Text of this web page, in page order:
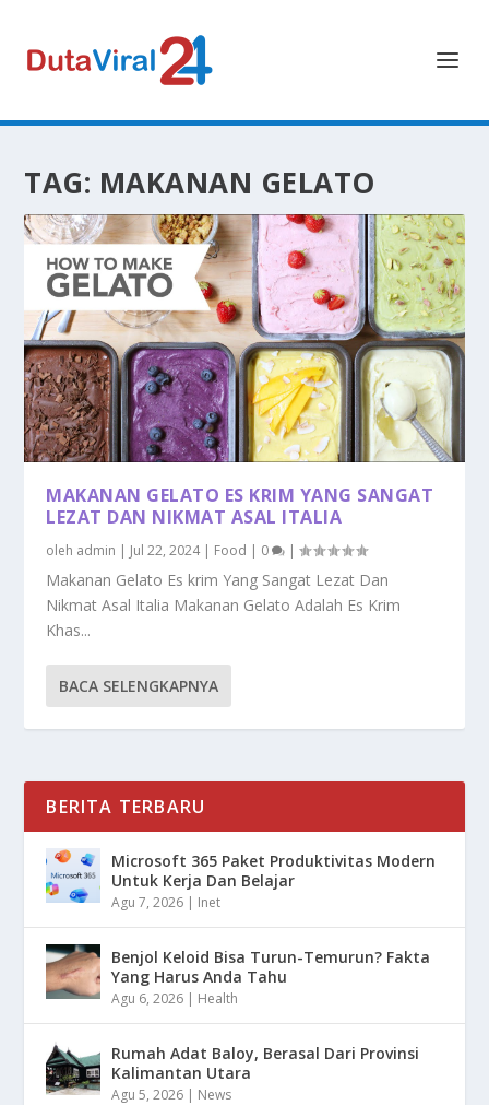
TAG: MAKANAN GELATO
MAKANAN GELATO ES KRIM YANG SANGAT
LEZAT DAN NIKMAT ASAL ITALIA
oleh admin | Jul 22, 2024| Food | 0 |
Makanan Gelato Es krim Yang Sangat Lezat Dan
Nikmat Asal Italia Makanan Gelato Adalah Es Krim
Khas...
BACA SELENGKAPNYA
BERITA TERBARU
Microsoft 365 Paket Produktivitas Modern
Untuk Kerja Dan Belajar
Agu 7, 2026 | Inet
Benjol Keloid Bisa Turun-Temurun? Fakta
Yang Harus Anda Tahu
Agu 6, 2026 | Health
Rumah Adat Baloy, Berasal Dari Provinsi
Kalimantan Utara
Agu 5, 2026 | News